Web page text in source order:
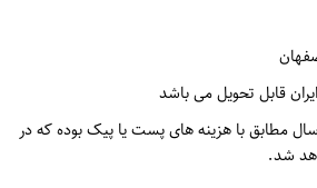
قابل تحویل می باشد
مطابق با هزینه های پست یا پیک بوده که در
شد.